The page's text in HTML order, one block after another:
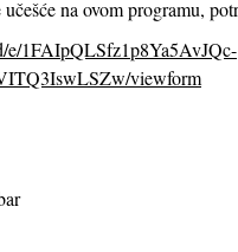
na ovom programu,
e/1FAIpQLSfz1p8Ya5AvJQc-
viewform